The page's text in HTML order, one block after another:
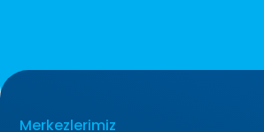
Merkezlerimiz